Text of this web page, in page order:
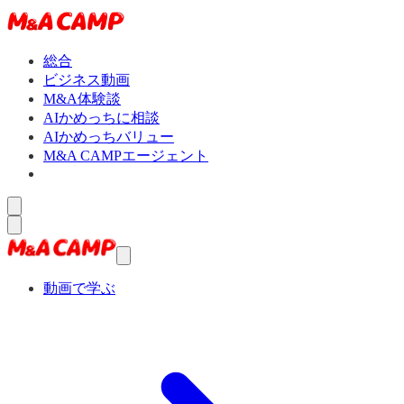
総合
ビジネス動画
M&A体験談
AIかめっちに相談
AIかめっちバリュー
M&A CAMPエージェント
動画で学ぶ